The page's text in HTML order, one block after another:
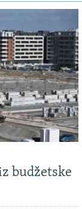
budžetske